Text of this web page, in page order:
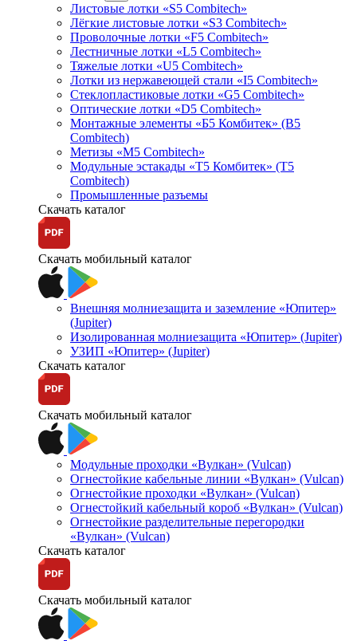
Листовые лотки «S5 Combitech»
Лёгкие листовые лотки «S3 Combitech»
Проволочные лотки «F5 Combitech»
Лестничные лотки «L5 Combitech»
Тяжелые лотки «U5 Combitech»
Лотки из нержавеющей стали «I5 Combitech»
Стеклопластиковые лотки «G5 Combitech»
Оптические лотки «D5 Combitech»
Монтажные элементы «Б5 Комбитек» (B5
Combitech)
Метизы «M5 Combitech»
Модульные эстакады «Т5 Комбитек» (T5
Combitech)
Промышленные разъемы
Скачать каталог
Скачать мобильный каталог
Внешняя молниезащита и заземление «Юпитер»
(Jupiter)
Изолированная молниезащита «Юпитер» (Jupiter)
УЗИП «Юпитер» (Jupiter)
Скачать каталог
Скачать мобильный каталог
Модульные проходки «Вулкан» (Vulcan)
Огнестойкие кабельные линии «Вулкан» (Vulcan)
Огнестойкие проходки «Вулкан» (Vulcan)
Огнестойкий кабельный короб «Вулкан» (Vulcan)
Огнестойкие разделительные перегородки
«Вулкан» (Vulcan)
Скачать каталог
Скачать мобильный каталог